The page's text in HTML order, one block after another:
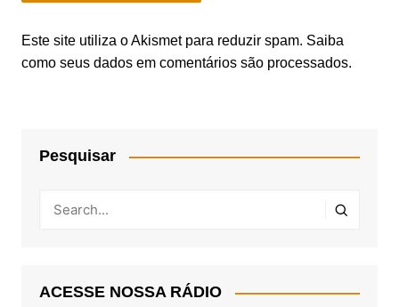
Este site utiliza o Akismet para reduzir spam. Saiba
como seus dados em comentários são processados.
Pesquisar
ACESSE NOSSA RÁDIO